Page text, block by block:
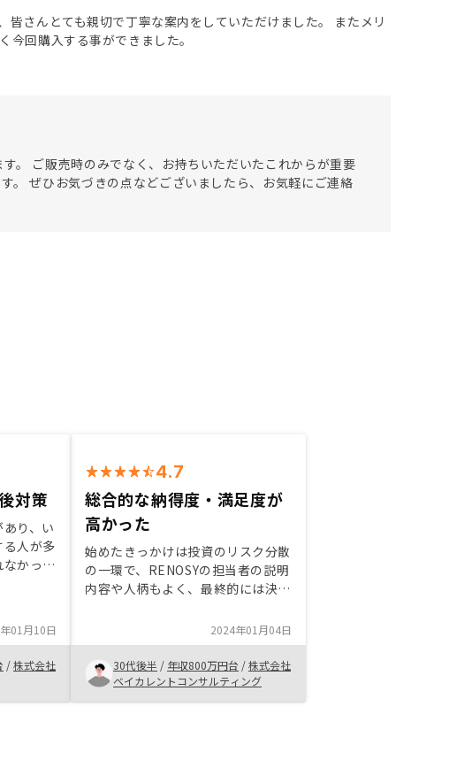
さんとても親切で丁寧な案内をしていただけました。 またメリ
回購入する事ができました。
。 ご販売時のみでなく、お持ちいただいたこれからが重要
。 ぜひお気づきの点などございましたら、お気軽にご連絡
対策
り、い
る人が多
かった
すが、老
資をした
金額でな
01月10日
/株式会社
4.7
総合的な納得度・満足度が
高かった
始めたきっかけは投資のリスク分散
の一環で、RENOSYの担当者の説明
内容や人柄もよく、最終的には決め
たので、一部屋の予定でしたが二部
屋購入にしました。アプリ管理など
のデジタル化が進んでいる点も良か
ったですし、管理体制もしっかりし
ているところも高評価でした。
2024年01月04日
30代後半 / 年収800万円台 /株式会社
ベイカレントコンサルティング